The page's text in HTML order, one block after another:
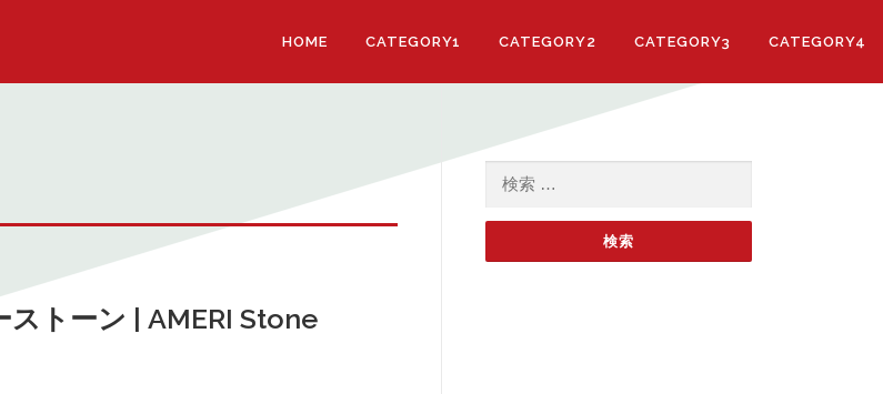
HOME CATEGORY1 CATEGORY2 CATEGORY3 CATEGORY4
トーン | AMERI Stone
検索: